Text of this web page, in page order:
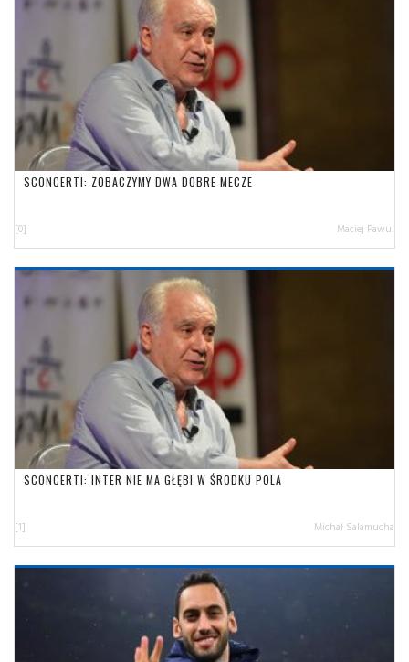
SCONCERTI: ZOBACZYMY DWA DOBRE MECZE
[0] Maciej Pawul
SCONCERTI: INTER NIE MA GŁĘBI W ŚRODKU POLA
[1] Michał Salamucha